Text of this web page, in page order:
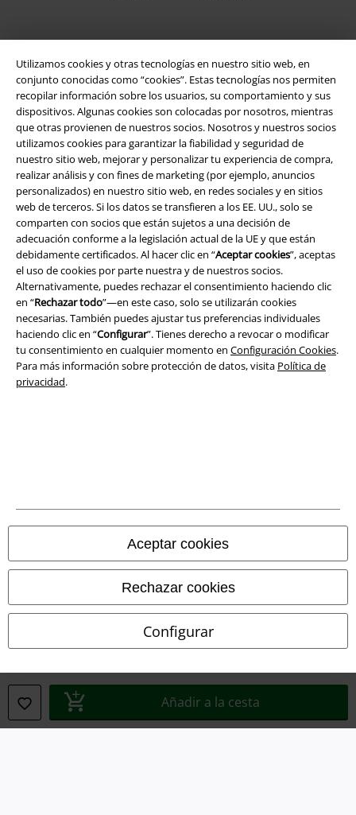
Utilizamos cookies y otras tecnologías en nuestro sitio web, en
conjunto conocidas como “cookies”. Estas tecnologías nos permiten
recopilar información sobre los usuarios, su comportamiento y sus
dispositivos. Algunas cookies son colocadas por nosotros, mientras
que otras provienen de nuestros socios. Nosotros y nuestros socios
utilizamos cookies para garantizar la fiabilidad y seguridad de
nuestro sitio web, mejorar y personalizar tu experiencia de compra,
realizar análisis y con fines de marketing (por ejemplo, anuncios
personalizados) en nuestro sitio web, en redes sociales y en sitios
web de terceros. Si los datos se transfieren a los EE. UU., solo se
comparten con socios que están sujetos a una decisión de
adecuación conforme a la legislación actual de la UE y que están
debidamente certificados. Al hacer clic en “Aceptar cookies”, aceptas
el uso de cookies por parte nuestra y de nuestros socios.
Alternativamente, puedes rechazar el consentimiento haciendo clic
en “Rechazar todo”—en este caso, solo se utilizarán cookies
necesarias. También puedes ajustar tus preferencias individuales
haciendo clic en “Configurar”. Tienes derecho a revocar o modificar
tu consentimiento en cualquier momento en Configuración Cookies.
Para más información sobre protección de datos, visita Política de
privacidad.
Aceptar cookies
Rechazar cookies
Configurar
Añadir a la cesta
¡Descarga la nueva App EMP totalmente GRATIS y disfruta de todas
sus nuevas funciones y ventajas!
A Warner Music Group Company
Seguridad
Términos y Condiciones
Declaración de Conformidad